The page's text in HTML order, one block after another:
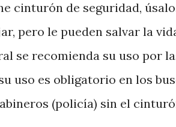
cinturón de seguridad,
pero le pueden salvar la
se recomienda su uso por
uso es obligatorio en los
(policía) sin el